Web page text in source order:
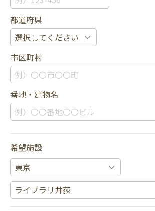
都道府県
市区町村
番地・建物名
希望施設